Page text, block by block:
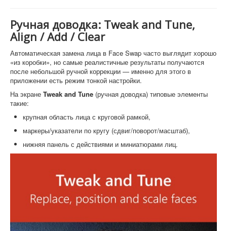
Ручная доводка: Tweak and Tune,
Align / Add / Clear
Автоматическая замена лица в Face Swap часто выглядит хорошо
«из коробки», но самые реалистичные результаты получаются
после небольшой ручной коррекции — именно для этого в
приложении есть режим тонкой настройки.
На экране Tweak and Tune (ручная доводка) типовые элементы
такие:
крупная область лица с круговой рамкой,
маркеры/указатели по кругу (сдвиг/поворот/масштаб),
нижняя панель с действиями и миниатюрами лиц.